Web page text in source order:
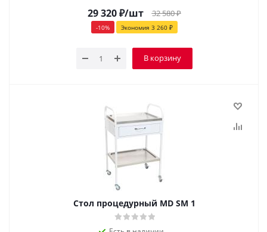
29 320₽/шт 32 580₽
-10% Экономия 3 260₽
В корзину
Стол процедурный MD SM 1